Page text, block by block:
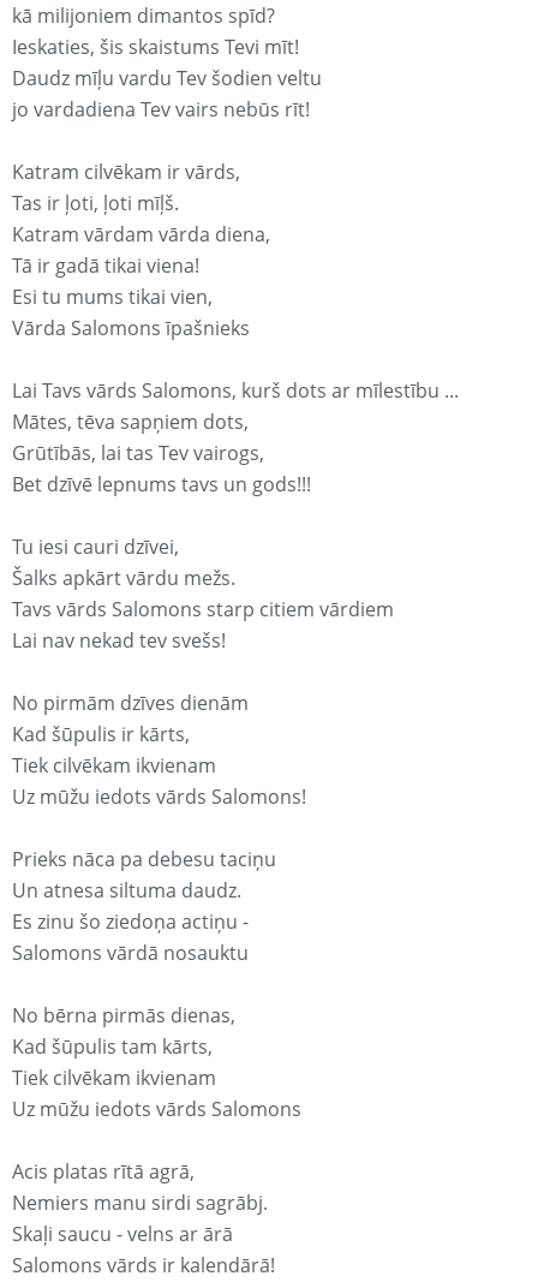
kā milijoniem dimantos spīd?
Ieskaties, šis skaistums Tevi mīt!
Daudz mīļu vardu Tev šodien veltu
jo vardadiena Tev vairs nebūs rīt!
Katram cilvēkam ir vārds,
Tas ir ļoti, ļoti mīļš.
Katram vārdam vārda diena,
Tā ir gadā tikai viena!
Esi tu mums tikai vien,
Vārda Salomons īpašnieks
Lai Tavs vārds Salomons, kurš dots ar mīlestību ...
Mātes, tēva sapņiem dots,
Grūtībās, lai tas Tev vairogs,
Bet dzīvē lepnums tavs un gods!!!
Tu iesi cauri dzīvei,
Šalks apkārt vārdu mežs.
Tavs vārds Salomons starp citiem vārdiem
Lai nav nekad tev svešs!
No pirmām dzīves dienām
Kad šūpulis ir kārts,
Tiek cilvēkam ikvienam
Uz mūžu iedots vārds Salomons!
Prieks nāca pa debesu taciņu
Un atnesa siltuma daudz.
Es zinu šo ziedoņa actiņu -
Salomons vārdā nosauktu
No bērna pirmās dienas,
Kad šūpulis tam kārts,
Tiek cilvēkam ikvienam
Uz mūžu iedots vārds Salomons
Acis platas rītā agrā,
Nemiers manu sirdi sagrābj.
Skaļi saucu - velns ar ārā
Salomons vārds ir kalendārā!